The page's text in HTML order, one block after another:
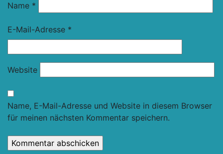
Name *
E-Mail-Adresse *
Website
Name, E-Mail-Adresse und Website in diesem Browser
für meinen nächsten Kommentar speichern.